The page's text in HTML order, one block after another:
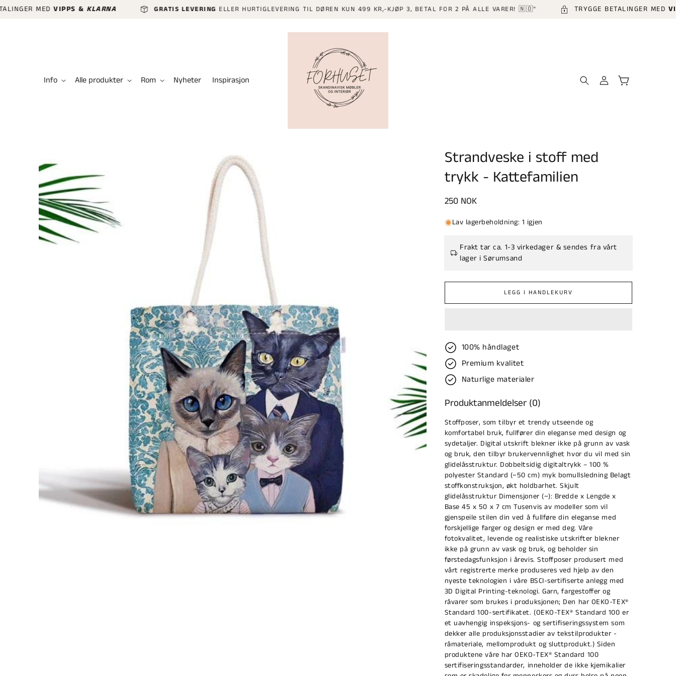
TILMED VIPPS &KLARNA GRATIS LEVERINGELLER HURTIGLEVERING TIL DØREN KUN 499 KR,-KJØP 3, BETAL FOR 2 PÅ ALLE VARER! 🇳🇴" TRYGGE BETALINGER MED
Info Alle produkter Rom Nyheter Inspirasjon
Logg
inn
Handlekurv
PRODUKTINFORMASJON
Strandveske i stoff med
trykk - Kattefamilien
Vanlig
250 NOK
Lav lagerbeholdning: 1 igjen
Frakt tar ca. 1-3 virkedager & sendes fra vårt
lager i Sørumsand
LEGG I HANDLEKURV
100% håndlaget
Premium kvalitet
Naturlige materialer
Produktanmeldelser (0)
Stoffposer, som tilbyr et trendy utseende og
komfortabel bruk, fullfører din eleganse med design og
sydetaljer. Digital utskrift blekner ikke på grunn av vask
og bruk, den tilbyr brukervennlighet hvor du vil med sin
glidelåsstruktur. Dobbeltsidig digitaltrykk – 100 %
polyester Standard (~50 cm) myk bomullsledning Belagt
stoffkonstruksjon, økt holdbarhet. Skjult
glidelåsstruktur Dimensjoner (~): Bredde x Lengde x
Base 45 x 50 x 7 cm Tusenvis av modeller som vil
gjenspeile stilen din ved å fullføre din eleganse med
forskjellige farger og design er med deg. Våre
fotokvalitet, levende og realistiske utskrifter blekner
ikke på grunn av vask og bruk, og beholder sin
førstedagsfunksjon i årevis. Stoffposer produsert med
vårt registrerte merke produseres ved hjelp av den
nyeste teknologien i våre BSCI-sertifiserte anlegg med
3D Digital Printing-teknologi. Garn, fargestoffer og
råvarer som brukes i produksjonen; Den har OEKO-TEX®
Standard 100-sertifikatet. (OEKO-TEX® Standard 100 er
et uavhengig inspeksjons- og sertifiseringssystem som
dekker alle produksjonsstadier av tekstilprodukter -
råmateriale, mellomprodukt og sluttprodukt.) Siden
produktene våre har OEKO-TEX® Standard 100
sertifiseringsstandarder, inneholder de ikke kjemikalier